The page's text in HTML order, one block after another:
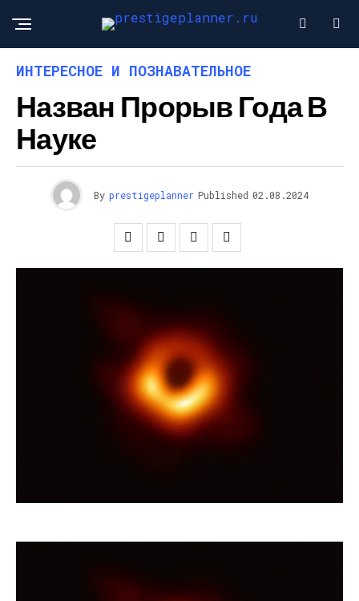
ИНТЕРЕСНОЕ И ПОЗНАВАТЕЛЬНОЕ
Назван Прорыв Года В
Науке
By prestigeplanner Published 02.08.2024